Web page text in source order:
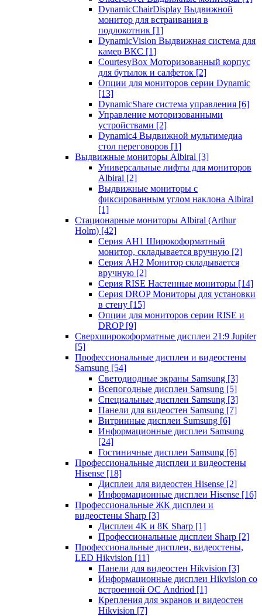
DynamicChairDisplay Выдвижной
монитор для встраивания в
подлокотник [1]
DynamicVision Выдвижная система для
камер ВКС [1]
CourtesyBox Моторизованный корпус
для бутылок и салфеток [2]
Опции для мониторов серии Dynamic
[13]
DynamicShare система управления [6]
Управление моторизованными
устройствами [2]
Dynamic4 Выдвижной мультимедиа
стол переговоров [1]
Выдвижные мониторы Albiral [3]
Универсальные лифты для мониторов
Albiral [2]
Выдвижные мониторы с
фиксированным углом наклона Albiral
[1]
Стационарные мониторы Albiral (Arthur
Holm) [42]
Серия AH1 Широкоформатный
монитор, складывается вручную [2]
Серия AH2 Монитор складывается
вручную [2]
Серия RISE Настенные мониторы [14]
Серия DROP Мониторы для установки
в стену [15]
Опции для мониторов серии RISE и
DROP [9]
Сверхширокоформатные дисплеи 21:9 Jupiter
[5]
Профессиональные дисплеи и видеостены
Samsung [54]
Светодиодные экраны Samsung [3]
Всепогодные дисплеи Samsung [5]
Специальные дисплеи Samsung [3]
Панели для видеостен Samsung [7]
Витринные дисплеи Sumsung [6]
Информационные дисплеи Samsung
[24]
Гостиничные дисплеи Samsung [6]
Профессиональные дисплеи и видеостены
Hisense [18]
Дисплеи для видеостен Hisense [2]
Информационные дисплеи Hisense [16]
Профессиональные ЖК дисплеи и
видеостены Sharp [3]
Дисплеи 4K и 8K Sharp [1]
Профессиональные дисплеи Sharp [2]
Профессиональные дисплеи, видеостены,
LED Hikvision [11]
Панели для видеостен Hikvision [3]
Информационные дисплеи Hikvision со
встроенной ОС Andriod [1]
Крепления для экранов и видеостен
Hikvision [7]